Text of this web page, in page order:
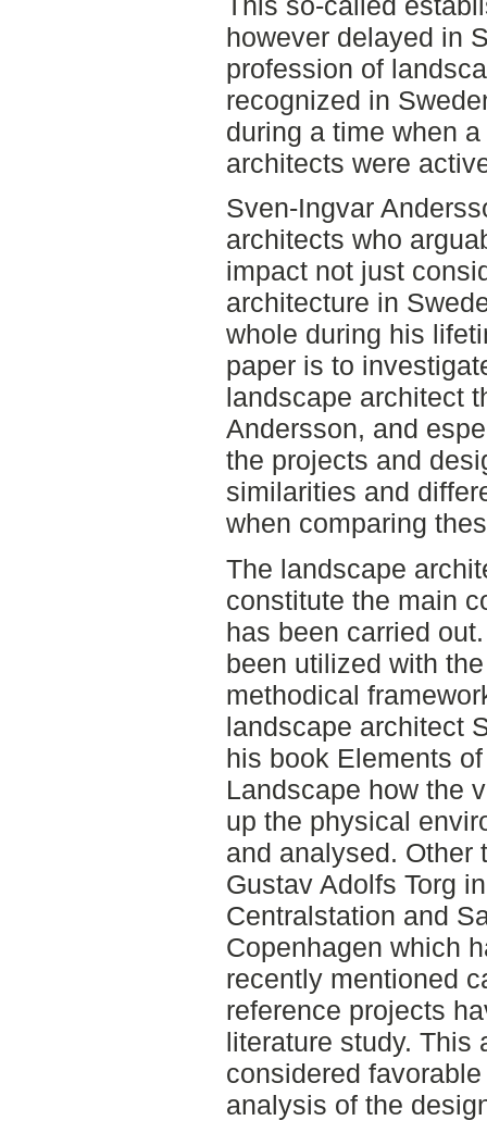
however delayed in
profession of
recognized in
during a time when
architects were
Sven-Ingvar
architects who
impact not just
architecture in
whole during his
paper is to
landscape architect
Andersson, and
the projects and
similarities and
when comparing
The landscape
constitute the main
has been carried
been utilized with
methodical
landscape architect
his book Elements
Landscape how the
up the physical
and analysed. Other
Gustav Adolfs Torg
Centralstation and
Copenhagen which
recently mentioned
reference projects
literature study. This
considered
analysis of the